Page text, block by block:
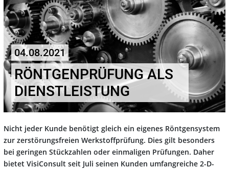
04.08.2021
RÖNTGENPRÜFUNG ALS
DIENSTLEISTUNG
Nicht jeder Kunde benötigt gleich ein eigenes Röntgensystem
zur zerstörungsfreien Werkstoffprüfung. Dies gilt besonders
bei geringen Stückzahlen oder einmaligen Prüfungen. Daher
bietet VisiConsult seit Juli seinen Kunden umfangreiche 2-D-